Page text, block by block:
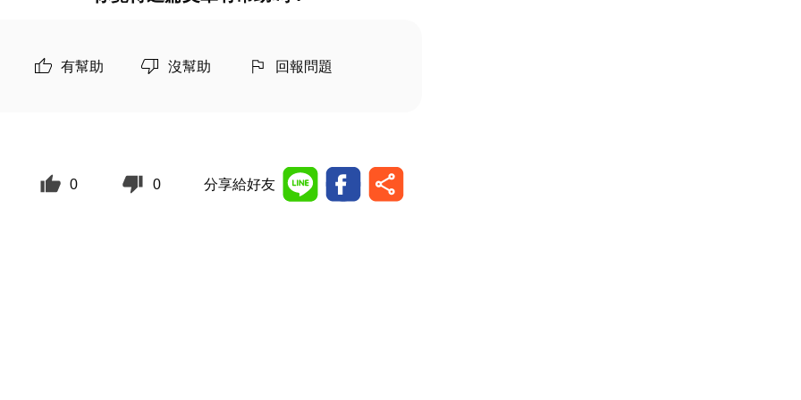
有幫助 沒幫助 回報問題
0 0 分享給好友